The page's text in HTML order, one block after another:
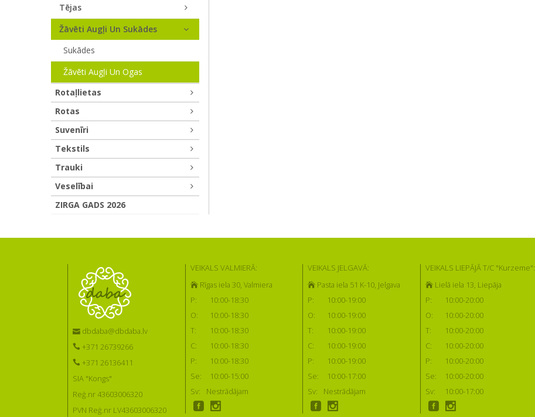
Tējas
Žāvēti Augļi Un Sukādes
Sukādes
Žāvēti Augļi Un Ogas
Rotaļlietas
Rotas
Suvenīri
Tekstils
Trauki
Veselībai
ZIRGA GADS 2026
dbdaba@dbdaba.lv
+371 26739266
+371 26136411
SIA "Kongs"
Reģ.nr 43603006320
PVN Reģ.nr LV43603006320
VEIKALS VALMIERĀ:
Rīgas iela 30, Valmiera
P:
10:00-18:30
O:
10:00-18:30
T:
10:00-18:30
C:
10:00-18:30
P:
10:00-18:30
Se:
10:00-15:00
Sv:
Nestrādājam
VEIKALS JELGAVĀ:
Pasta iela 51 K-10, Jelgava
P:
10:00-19:00
O:
10:00-19:00
T:
10:00-19:00
C:
10:00-19:00
P:
10:00-19:00
Se:
10:00-17:00
Sv:
Nestrādājam
VEIKALS LIEPĀJĀ T/C "Kurzeme":
Lielā iela 13, Liepāja
P:
10:00-20:00
O:
10:00-20:00
T:
10:00-20:00
C:
10:00-20:00
P:
10:00-20:00
Se:
10:00-20:00
Sv:
10:00-17:00